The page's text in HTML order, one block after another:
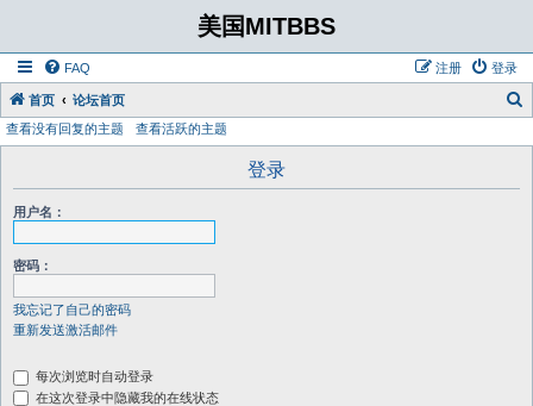
美国MITBBS
FAQ 登录
注册
首页 论坛首页
查看没有回复的主题 查看活跃的主题
登录
用户名：
密码：
我忘记了自己的密码
重新发送激活邮件
每次浏览时自动登录
在这次登录中隐藏我的在线状态